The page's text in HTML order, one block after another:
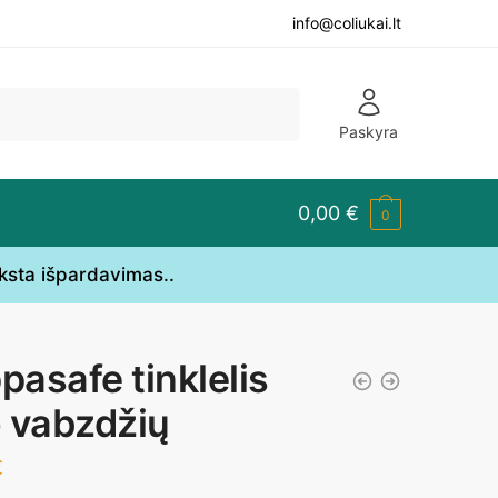
info@coliukai.lt
Paskyra
0,00 € 0
išpardavimas..
tinklelis
vabzdžių